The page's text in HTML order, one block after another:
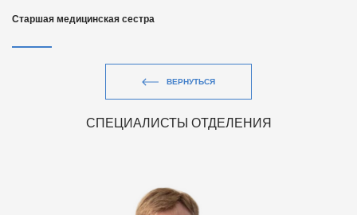
Старшая медицинская сестра
ВЕРНУТЬСЯ
СПЕЦИАЛИСТЫ ОТДЕЛЕНИЯ